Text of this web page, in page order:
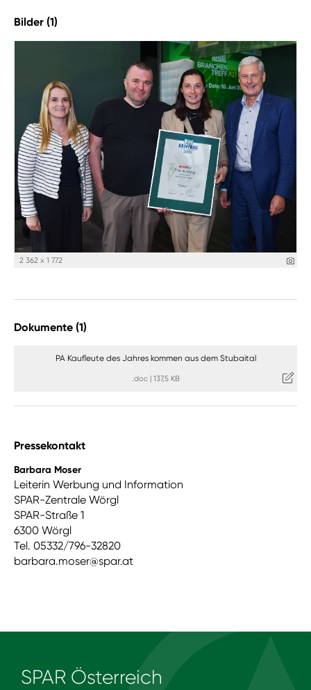
Bilder (1)
2 362 x 1 772
Dokumente (1)
PA Kaufleute des Jahres kommen aus dem Stubaital
.doc| 137,5 KB
Pressekontakt
Barbara Moser
Leiterin Werbung und Information
SPAR-Zentrale Wörgl
SPAR-Straße 1
6300 Wörgl
Tel. 05332/796-32820
barbara.moser@spar.at
SPAR Österreich